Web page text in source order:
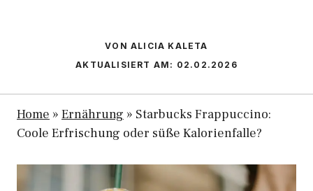
VON ALICIA KALETA
AKTUALISIERT AM: 02.02.2026
Home » Ernährung » Starbucks Frappuccino:
Coole Erfrischung oder süße Kalorienfalle?